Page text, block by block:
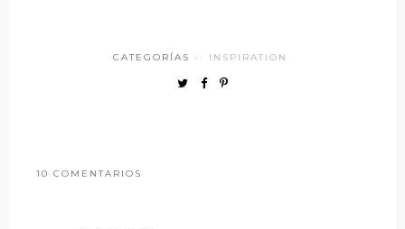
CATEGORÍAS · INSPIRATION
10 COMENTARIOS